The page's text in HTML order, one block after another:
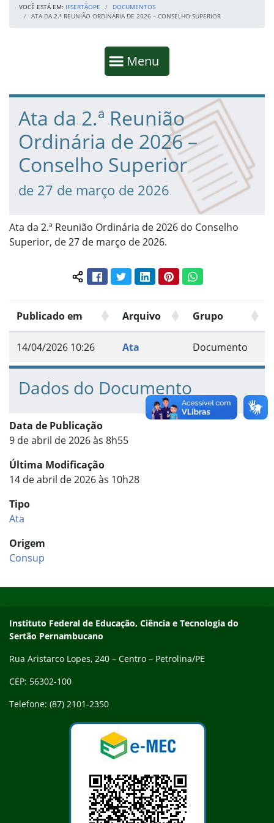
VOCÊ ESTÁ EM: IFSERTÃOPE
DOCUMENTOS
ATA DA 2.ª REUNIÃO ORDINÁRIA DE 2026 – CONSELHO SUPERIOR
Mostrar
Menu
Fim da navegação
Início do conteúdo
Ata da 2.ª Reunião
Ordinária de 2026 –
Conselho Superior
de 27 de março de 2026
Ata da 2.ª Reunião Ordinária de 2026 do Conselho
Superior, de 27 de março de 2026.
Compartilhar conteúdo:
FacebookTwitterLinkedInPinterestWhatsApp
Publicado em Arquivo Grupo
14/04/2026 10:26 Ata Documento
Dados do Documento
Data de Publicação
9 de abril de 2026 às 8h55
Última Modificação
14 de abril de 2026 às 10h28
Tipo
Ata
Origem
Consup
Endereço
Instituto Federal de Educação, Ciência e Tecnologia do
Sertão Pernambucano
Rua Aristarco Lopes, 240 – Centro – Petrolina/PE
CEP: 56302-100
Telefone: (87) 2101-2350